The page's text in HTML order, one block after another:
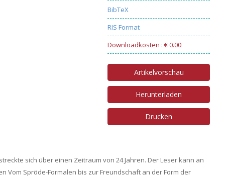
BibTeX
RIS Format
Downloadkosten : € 0.00
Artikelvorschau
Herunterladen
Drucken
sich über einen Zeitraum von 24 Jahren. Der Leser kann an
Vom Spröde-Formalen bis zur Freundschaft an der Form der